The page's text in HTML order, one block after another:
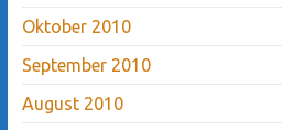
Oktober 2010
September 2010
August 2010